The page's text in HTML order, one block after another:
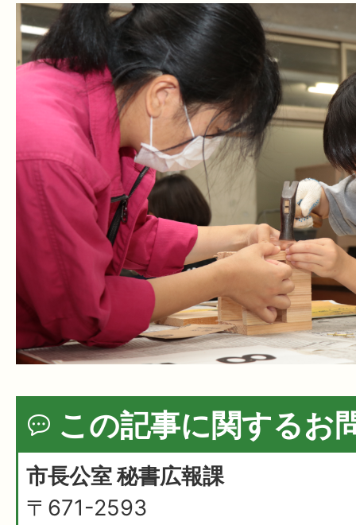
この記事に関するお
市長公室 秘書広報課
〒671-2593